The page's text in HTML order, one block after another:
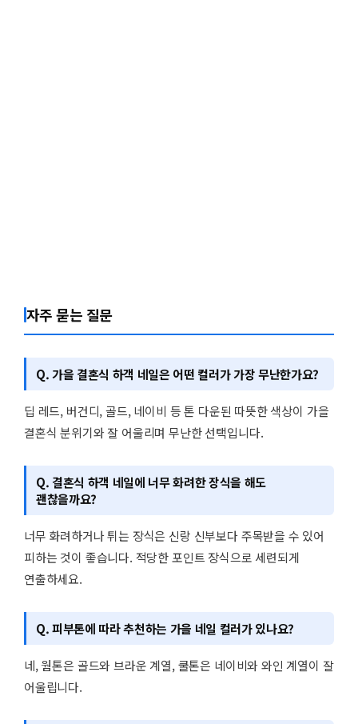
자주 묻는 질문
Q. 가을 결혼식 하객 네일은 어떤 컬러가 가장 무난한가요?
딥 레드, 버건디, 골드, 네이비 등 톤 다운된 따뜻한 색상이 가을
결혼식 분위기와 잘 어울리며 무난한 선택입니다.
Q. 결혼식 하객 네일에 너무 화려한 장식을 해도
괜찮을까요?
너무 화려하거나 튀는 장식은 신랑 신부보다 주목받을 수 있어
피하는 것이 좋습니다. 적당한 포인트 장식으로 세련되게
연출하세요.
Q. 피부톤에 따라 추천하는 가을 네일 컬러가 있나요?
네, 웜톤은 골드와 브라운 계열, 쿨톤은 네이비와 와인 계열이 잘
어울립니다.